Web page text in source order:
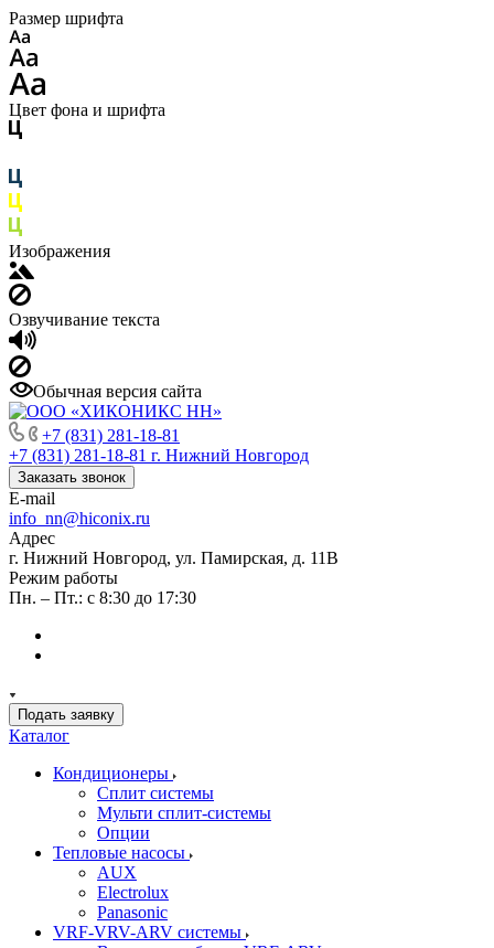
Размер шрифта
Цвет фона и шрифта
Изображения
Озвучивание текста
Обычная версия сайта
+7 (831) 281-18-81
+7 (831) 281-18-81 г. Нижний Новгород
Заказать звонок
E-mail
info_nn@hiconix.ru
Адрес
г. Нижний Новгород, ул. Памирская, д. 11В
Режим работы
Пн. – Пт.: с 8:30 до 17:30
Подать заявку
Каталог
Кондиционеры
Сплит системы
Мульти сплит-системы
Опции
Тепловые насосы
AUX
Electrolux
Panasonic
VRF-VRV-ARV системы